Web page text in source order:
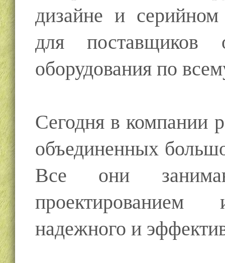
дизайне и серийном
для поставщиков
оборудования по
Сегодня в компании
объединенных
Все они
надежного и